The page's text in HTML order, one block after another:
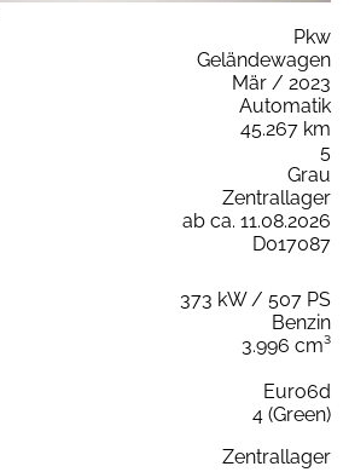
Pkw
Geländewagen
Mär / 2023
Automatik
45.267 km
5
Grau
Zentrallager
ab ca. 11.08.2026
D017087
373 kW / 507 PS
Benzin
3.996 cm³
Euro6d
4 (Green)
Zentrallager